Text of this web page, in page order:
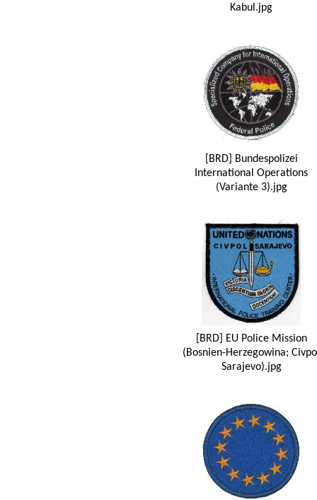
Kabul.jpg
[BRD] Bundespolizei
International Operations
(Variante 3).jpg
[BRD] EU Police Mission
(Bosnien-Herzegowina;
Sarajevo).jpg